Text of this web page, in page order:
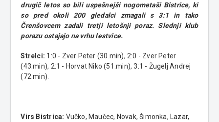
drugič letos so bili uspešnejši nogometaši Bistrice, ki
so pred okoli 200 gledalci zmagali s 3:1 in tako
Črenšovcem zadali tretji letošnji poraz. Slednji klub
porazu ostajajo na vrhu lestvice.
Strelci: 1:0 - Zver Peter (30.min), 2:0 - Zver Peter
(43.min), 2:1 - Horvat Niko (51.min), 3:1 - Žugelj Andrej
(72.min).
Virs Bistrica: Vučko, Maučec, Novak, Šimonka, Lazar,